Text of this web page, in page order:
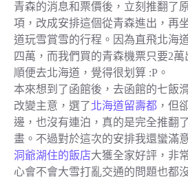
青森的消息和票價後，立刻推翻了
項，改成安排這個從青森進出，再
道玩雪賞雪的行程。因為直飛北海
四萬，而我們買的青森機票只要2萬
順便去北海道，覺得很划算 :P。
本來想到了函館後，去函館的七飯
改變主意，選了北海道留壽都 ，但
邊，也沒有連泊，真的是完全推翻
畫。不過對於這次的安排我還蠻滿
洞爺湖住的飯店大獲全家好評，非
心會不會大雪打亂交通的問題也都